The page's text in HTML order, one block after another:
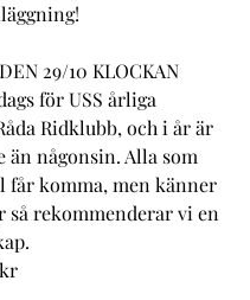
29/10 KLOCKAN
för USS årliga
Ridklubb, och i år är
än någonsin. Alla som
får komma, men känner
så rekommenderar vi en